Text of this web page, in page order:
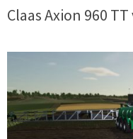
Claas Axion 960 TT